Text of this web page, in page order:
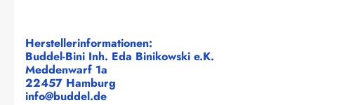
Herstellerinformationen:
Buddel-Bini Inh. Eda Binikowski e.K.
Meddenwarf 1a
22457 Hamburg
info@buddel.de